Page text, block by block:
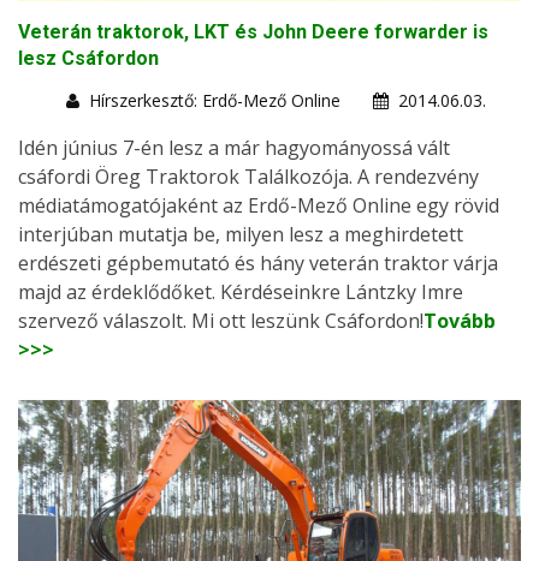
Veterán traktorok, LKT és John Deere forwarder is
lesz Csáfordon
Hírszerkesztő: Erdő-Mező Online
2014.06.03.
Idén június 7-én lesz a már hagyományossá vált
csáfordi Öreg Traktorok Találkozója. A rendezvény
médiatámogatójaként az Erdő-Mező Online egy rövid
interjúban mutatja be, milyen lesz a meghirdetett
erdészeti gépbemutató és hány veterán traktor várja
majd az érdeklődőket. Kérdéseinkre Lántzky Imre
szervező válaszolt. Mi ott leszünk Csáfordon!Tovább
>>>